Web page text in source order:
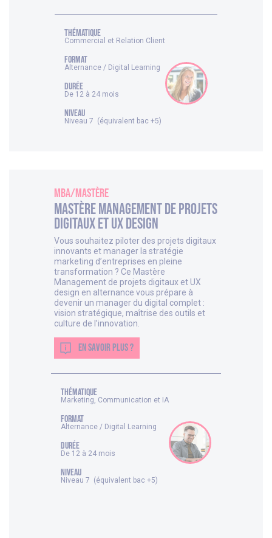
thématique
Commercial et Relation Client
FORMAT
Alternance / Digital Learning
DURÉE
De 12 à 24 mois
NIVEAU
Niveau 7 (équivalent bac +5)
MBA/Mastère
Mastère Management de projets
digitaux et UX design
Vous souhaitez piloter des projets digitaux
innovants et manager la stratégie
marketing d’entreprises en pleine
transformation ? Ce Mastère
Management de projets digitaux et UX
design en alternance vous prépare à
devenir un manager du digital complet :
vision stratégique, maîtrise des outils et
culture de l’innovation.
EN SAVOIR PLUS ?
thématique
Marketing, Communication et IA
FORMAT
Alternance / Digital Learning
DURÉE
De 12 à 24 mois
NIVEAU
Niveau 7 (équivalent bac +5)